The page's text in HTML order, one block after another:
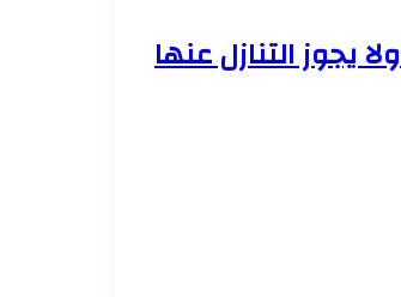
يجوز التنازل عنها